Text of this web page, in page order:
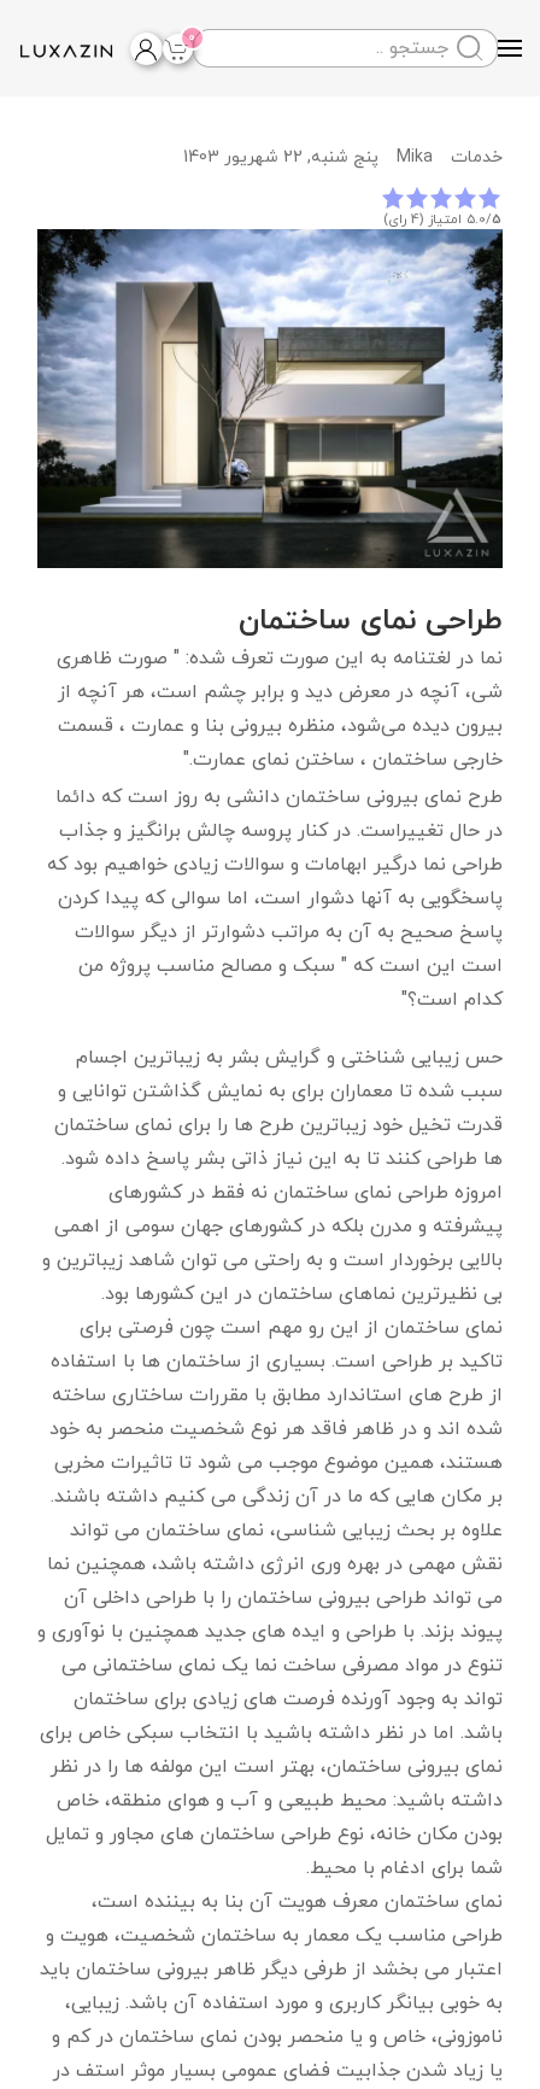
Skip to main content
0
خدمات Mika پنج شنبه, 22 شهریور 1403
5.0/5 امتیاز (4 رای)
طراحی نمای ساختمان
نما در لغتنامه به این صورت تعرف شده: " صورت ظاهری
شی، آنچه در معرض دید و برابر چشم است، هر آنچه از
بیرون دیده می‌شود، منظره بیرونی بنا و عمارت ، قسمت
خارجی ساختمان ، ساختن نمای عمارت."
طرح نمای بیرونی ساختمان دانشی به روز است که دائما
در حال تغییراست. در کنار پروسه چالش برانگیز و جذاب
طراحی نما درگیر ابهامات و سوالات زیادی خواهیم بود که
پاسخگویی به آنها دشوار است، اما سوالی که پیدا کردن
پاسخ صحیح به آن به مراتب دشوارتر از دیگر سوالات
است این است که " سبک و مصالح مناسب پروژه من
کدام است؟"
حس زیبایی شناختی و گرایش بشر به زیباترین اجسام
سبب شده تا معماران برای به نمایش گذاشتن توانایی و
قدرت تخیل خود زیباترین طرح ها را برای نمای ساختمان
ها طراحی کنند تا به این نیاز ذاتی بشر پاسخ داده شود.
امروزه طراحی نمای ساختمان نه فقط در کشورهای
پیشرفته و مدرن بلکه در کشورهای جهان سومی از اهمی
بالایی برخوردار است و به راحتی می توان شاهد زیباترین و
بی نظیرترین نماهای ساختمان در این کشورها بود.
نمای ساختمان از این رو مهم است چون فرصتی برای
تاکید بر طراحی است. بسیاری از ساختمان ها با استفاده
از طرح های استاندارد مطابق با مقررات ساختاری ساخته
شده اند و در ظاهر فاقد هر نوع شخصیت منحصر به خود
هستند، همین موضوع موجب می شود تا تاثیرات مخربی
بر مکان هایی که ما در آن زندگی می کنیم داشته باشند.
علاوه بر بحث زیبایی شناسی، نمای ساختمان می تواند
نقش مهمی در بهره وری انرژی داشته باشد، همچنین نما
می تواند طراحی بیرونی ساختمان را با طراحی داخلی آن
پیوند بزند. با طراحی و ایده های جدید همچنین با نوآوری و
تنوع در مواد مصرفی ساخت نما یک نمای ساختمانی می
تواند به وجود آورنده فرصت های زیادی برای ساختمان
باشد. اما در نظر داشته باشید با انتخاب سبکی خاص برای
نمای بیرونی ساختمان، بهتر است این مولفه ها را در نظر
داشته باشید: محیط طبیعی و آب و هوای منطقه، خاص
بودن مکان خانه، نوع طراحی ساختمان های مجاور و تمایل
شما برای ادغام با محیط.
نمای ساختمان معرف هویت آن بنا به بیننده است،
طراحی مناسب یک معمار به ساختمان شخصیت، هویت و
اعتبار می بخشد از طرفی دیگر ظاهر بیرونی ساختمان باید
به خوبی بیانگر کاربری و مورد استفاده آن باشد. زیبایی،
ناموزونی، خاص و یا منحصر بودن نمای ساختمان در کم و
یا زیاد شدن جذابیت فضای عمومی بسیار موثر استف در